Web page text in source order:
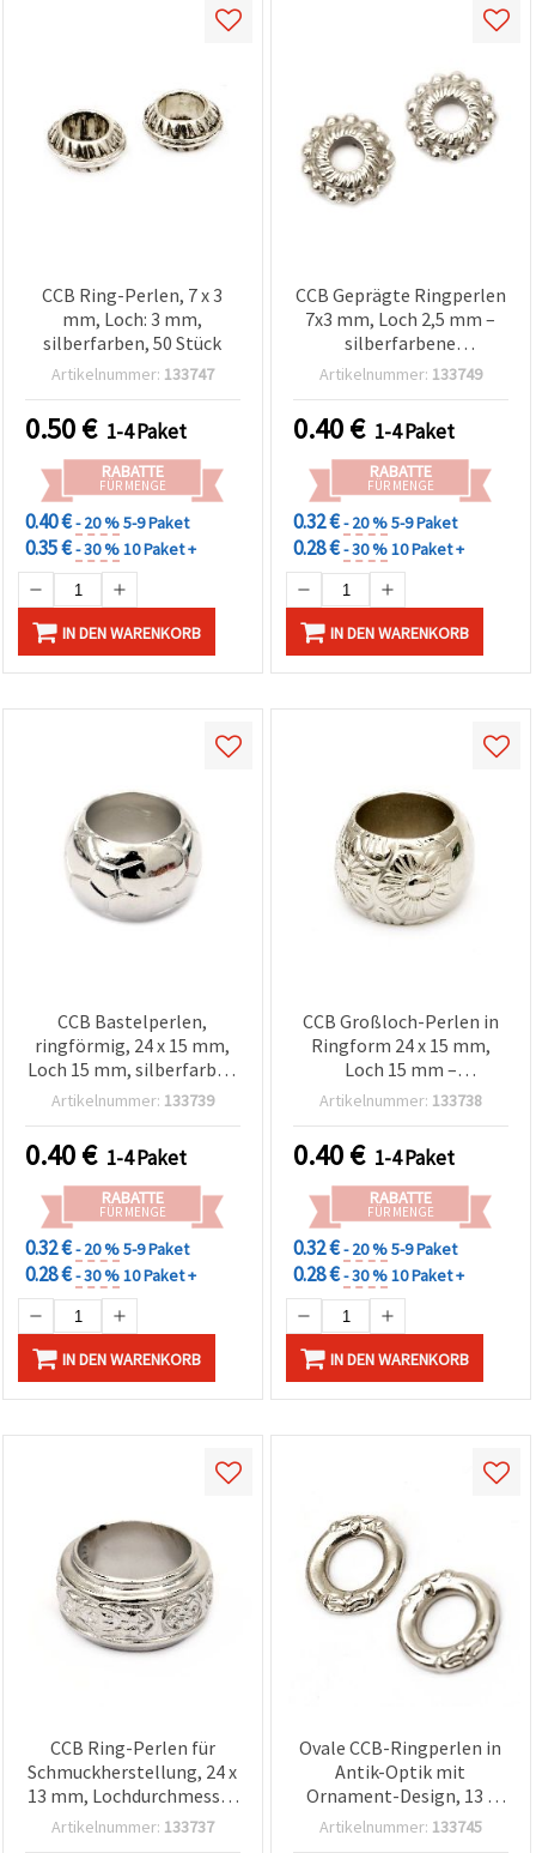
CCB Ring-Perlen, 7 x 3
mm, Loch: 3 mm,
silberfarben, 50 Stück
Artikelnummer: 133747
0.50€ 1-4 Paket
RABATTE
FÜR MENGE
0.40 €- 20 %5-9 Paket
0.35 €- 30 %10 Paket +
IN DEN WARENKORB
CCB Geprägte Ringperlen
7x3 mm, Loch 2,5 mm –
silberfarbene
metallisierte
Spacer für Armbänder &
Halsketten
Artikelnummer: 133749
0.40€ 1-4 Paket
RABATTE
FÜR MENGE
0.32 €- 20 %5-9 Paket
0.28 €- 30 %10 Paket +
IN DEN WARENKORB
CCB Bastelperlen,
ringförmig, 24 x 15 mm,
Loch 15 mm, silberfarben
– 2 Stück
Artikelnummer: 133739
0.40€ 1-4 Paket
RABATTE
FÜR MENGE
0.32 €- 20 %5-9 Paket
0.28 €- 30 %10 Paket +
IN DEN WARENKORB
CCB Großloch-Perlen in
Ringform 24 x 15 mm,
Loch 15 mm –
silberfarben, 2 Stück für
Schmuckkreationen
Artikelnummer: 133738
0.40€ 1-4 Paket
RABATTE
FÜR MENGE
0.32 €- 20 %5-9 Paket
0.28 €- 30 %10 Paket +
IN DEN WARENKORB
CCB Ring-Perlen für
Schmuckherstellung, 24 x
13 mm, Lochdurchmesser
18 mm, silberfarben – 2
Artikelnummer: 133737
Ovale CCB-Ringperlen in
Antik-Optik mit
Ornament-Design, 13 x
2,5 mm, Großloch 7 mm,
Artikelnummer: 133745